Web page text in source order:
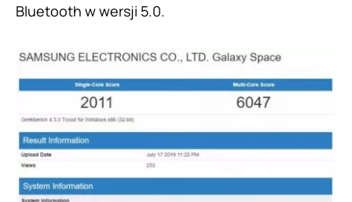
Bluetooth w wersji 5.0.